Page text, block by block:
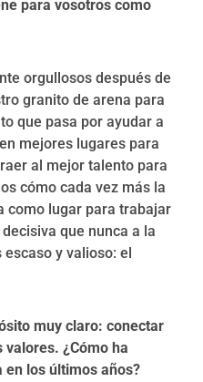
para vosotros como
orgullosos después de
granito de arena para
que pasa por ayudar a
mejores lugares para
al mejor talento para
cómo cada vez más la
como lugar para trabajar
que nunca a la
y valioso: el
muy claro: conectar
¿Cómo ha
en los últimos años?